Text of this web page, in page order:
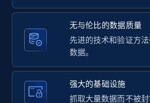
LinkedIn posts - Discover user's
URL
URL, ID, User id, Use url, Title,
text, Date posted, and more.
11.3K+ 1.5K+
无与伦比的数据质量
先进的技术和验证方
数据。
强大的基础设施
抓取大量数据而不被封